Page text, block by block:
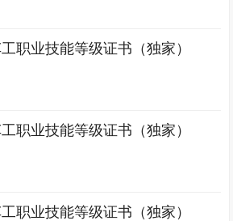
职业技能等级证书（独家）
职业技能等级证书（独家）
职业技能等级证书（独家）